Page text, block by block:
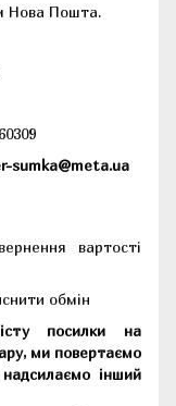
Нова Пошта.
sumka@meta.ua
вартості
обмін
посилки на
ми повертаємо
інший